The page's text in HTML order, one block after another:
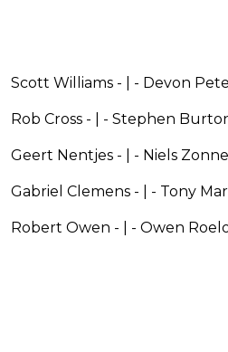
Scott Williams - | - Devon
Rob Cross - | - Stephen
Geert Nentjes - | - Niels
Gabriel Clemens - | - Tony
Robert Owen - | - Owen